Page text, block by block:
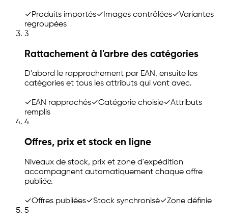
✓Produits importés✓ Images contrôlées✓Variantes
regroupées
3
Rattachement à l'arbre des catégories
D'abord le rapprochement par EAN, ensuite les
catégories et tous les attributs qui vont avec.
✓EAN rapprochés✓Catégorie choisie✓Attributs
remplis
4
Offres, prix et stock en ligne
Niveaux de stock, prix et zone d'expédition
accompagnent automatiquement chaque offre
publiée.
✓Offres publiées✓Stock synchronisé✓Zone définie
5